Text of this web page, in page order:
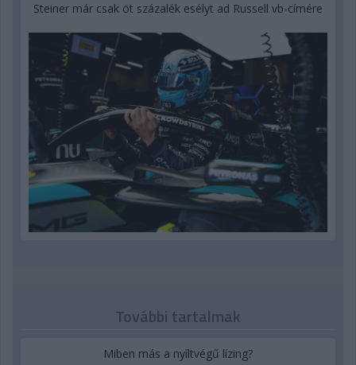
Steiner már csak öt százalék esélyt ad Russell vb-címére
További tartalmak
Miben más a nyíltvégű lízing?